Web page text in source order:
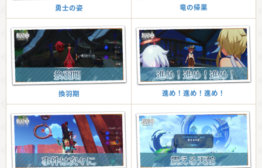
勇士の姿 竜の帰巣
換羽期 進め！進め！進め！